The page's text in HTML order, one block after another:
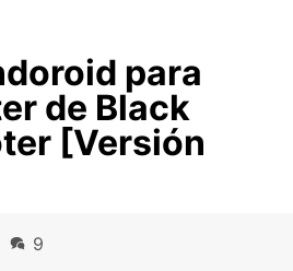
para
de Black
[Versión
9